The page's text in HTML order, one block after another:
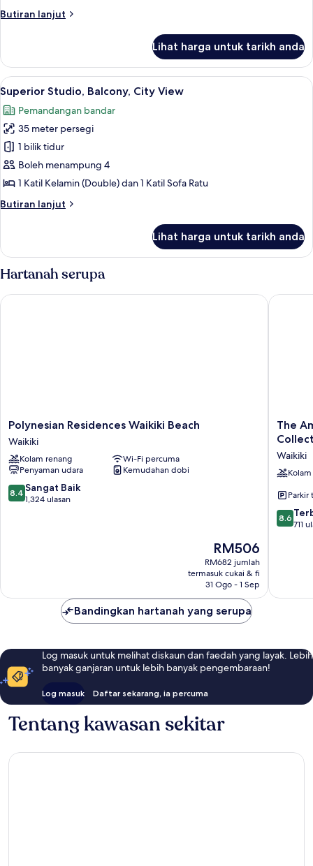
View
Butiran lanjut
Butiran
Studio,
Balcony,
City
View
Lihat harga untuk tarikh anda
Lihat
semua
foto
untuk
Superior
Studio,
Balcony,
View
Superior Studio, Balcony, City View
4
Superior Studio, Balcony, City View
Pemandangan bandar
35 meter persegi
1 bilik tidur
Boleh menampung 4
1 Katil Kelamin (Double) dan 1 Katil Sofa Ratu
Butiran lanjut
Butiran
Studio,
Balcony,
City
View
Lihat harga untuk tarikh anda
Hartanah serupa
Polynesian
Residences
Waikiki
Beach
Waikiki
Polynesian Residences Waikiki Beach
Waikiki
Kolam renang
Wi-Fi percuma
Penyaman udara
Kemudahan dobi
8.4
daripada
8.4 Sangat Baik
1,324 ulasan
Harga
ialah
RM506
RM506
RM682 jumlah
termasuk cukai & fi
31 Ogo - 1 Sep
Polynesian Residences Waikiki Beach
The
of
Waikiki,
by
Hilton
The
Waikiki
Parkir
8.6
8.6
711
The
Bandingkan hartanah yang serupa
Log masuk untuk melihat diskaun dan faedah yang layak. Lebih
banyak ganjaran untuk lebih banyak pengembaraan!
Log masuk Daftar sekarang, ia percuma
Tentang kawasan sekitar